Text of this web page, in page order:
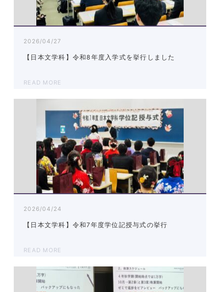
2026/04/27
【日本文学科】令和8年度入学式を挙行しました
READ MORE
2026/04/24
【日本文学科】令和7年度学位記授与式の挙行
READ MORE